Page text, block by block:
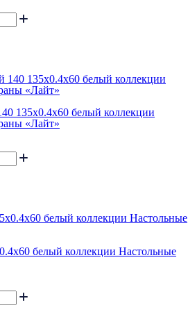
135x0.4x60 белый коллекции
«Лайт»
белый коллекции Настольные